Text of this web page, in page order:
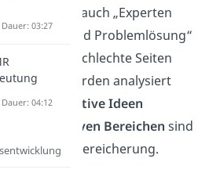
Debattierer auch „Experten
und Problemlösung“
Gute und schlechte Seiten
werden analysiert
innovative Ideen
kreativen Bereichen sind
eine große Bereicherung.
03:27
04:12